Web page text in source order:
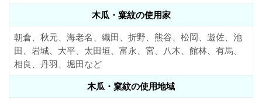
木瓜・窠紋の使用家
朝倉、秋元、海老名、織田、折野、熊谷、松岡、遊佐、池
田、岩城、大平、太田垣、富永、宮、八木、館林、有馬、
相良、丹羽、堀田など
木瓜・窠紋の使用地域